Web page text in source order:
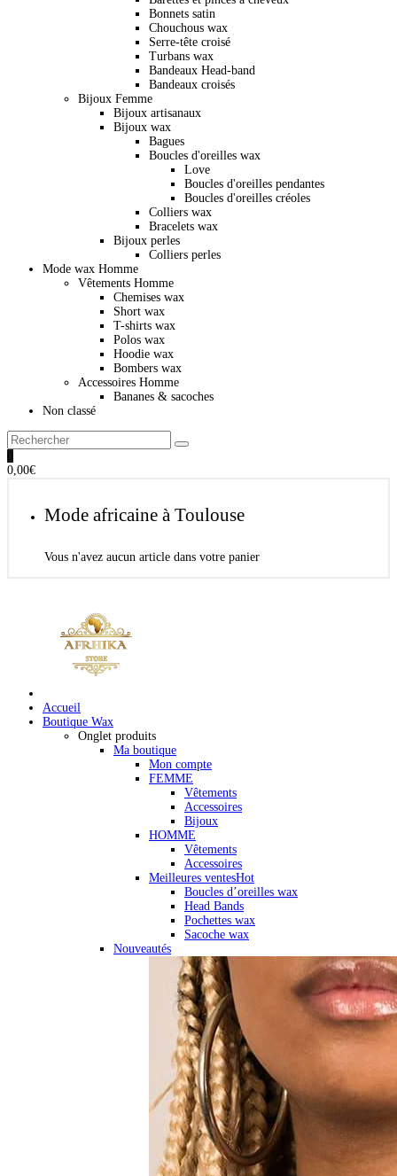
Bonnets satin
Chouchous wax
Serre-tête croisé
Turbans wax
Bandeaux Head-band
Bandeaux croisés
Bijoux Femme
Bijoux artisanaux
Bijoux wax
Bagues
Boucles d'oreilles wax
Love
Boucles d'oreilles pendantes
Boucles d'oreilles créoles
Colliers wax
Bracelets wax
Bijoux perles
Colliers perles
Mode wax Homme
Vêtements Homme
Chemises wax
Short wax
T-shirts wax
Polos wax
Hoodie wax
Bombers wax
Accessoires Homme
Bananes & sacoches
Non classé
0
0,00€
Mode africaine à Toulouse
Vous n'avez aucun article dans votre panier
Accueil
Boutique Wax
Onglet produits
Ma boutique
Mon compte
FEMME
Vêtements
Accessoires
Bijoux
HOMME
Vêtements
Accessoires
Meilleures ventesHot
Boucles d’oreilles wax
Head Bands
Pochettes wax
Sacoche wax
Nouveautés